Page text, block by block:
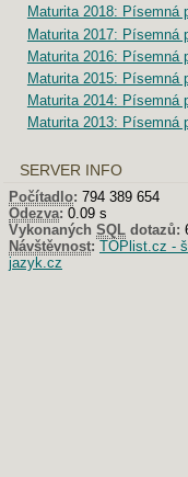
Maturita 2018: Písemná
Maturita 2017: Písemná
Maturita 2016: Písemná
Maturita 2015: Písemná
Maturita 2014: Písemná
Maturita 2013: Písemná
SERVER INFO
Počítadlo: 794 389 654
Odezva: 0.09 s
Vykonaných SQL dotazů:
Návštěvnost: TOPlist.cz -
jazyk.cz